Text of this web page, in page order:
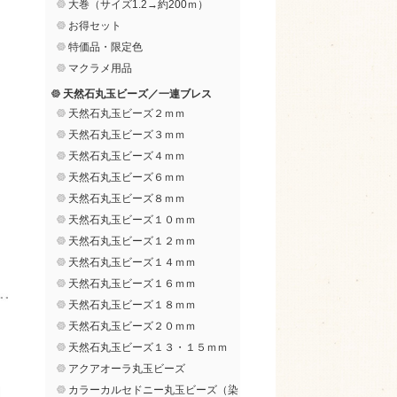
大巻（サイズ1.2→約200ｍ）
お得セット
特価品・限定色
マクラメ用品
天然石丸玉ビーズ／一連ブレス
天然石丸玉ビーズ２ｍｍ
天然石丸玉ビーズ３ｍｍ
天然石丸玉ビーズ４ｍｍ
天然石丸玉ビーズ６ｍｍ
天然石丸玉ビーズ８ｍｍ
天然石丸玉ビーズ１０ｍｍ
天然石丸玉ビーズ１２ｍｍ
天然石丸玉ビーズ１４ｍｍ
天然石丸玉ビーズ１６ｍｍ
天然石丸玉ビーズ１８ｍｍ
天然石丸玉ビーズ２０ｍｍ
天然石丸玉ビーズ１３・１５ｍｍ
アクアオーラ丸玉ビーズ
カラーカルセドニー丸玉ビーズ（染